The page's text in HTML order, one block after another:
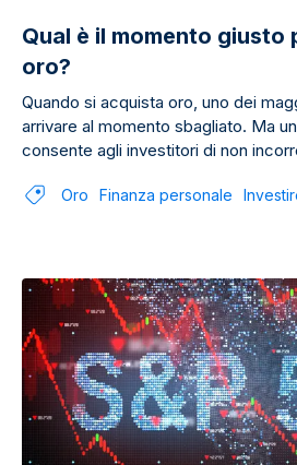
Qual è il momento giusto
oro?
Quando si acquista oro, uno dei
arrivare al momento sbagliato. Ma
consente agli investitori di non
Oro Finanza personale